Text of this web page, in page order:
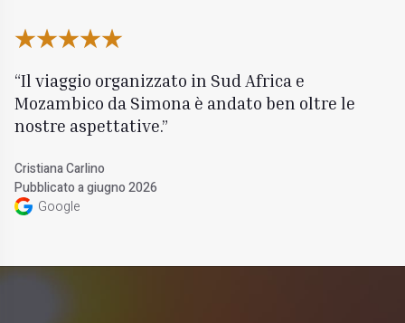
Il viaggio organizzato in Sud Africa e
Mozambico da Simona è andato ben oltre le
nostre aspettative.
Cristiana Carlino
Pubblicato a giugno 2026
Google